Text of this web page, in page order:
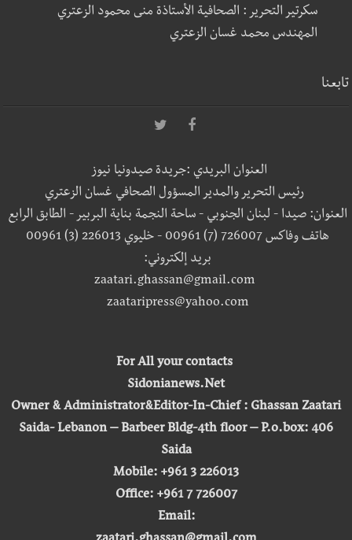
سكرتير التحرير : الصحافية الأستاذة منى محمود الزعتري
المهندس محمد غسان الزعتري
تابعنا
العنوان البريدي :جريدة صيدونيا نيوز
رئيس التحرير والمدير المسؤول الصحافي غسان الزعتري
العنوان: صيدا - لبنان الجنوبي - ساحة النجمة بناية البربير - الطابق الرابع
هاتف وفاكس 726007 (7) 00961 - خليوي 226013 (3) 00961
بريد إلكتروني:
zaatari.ghassan@gmail.com
zaataripress@yahoo.com
For All your contacts
Sidonianews.Net
Owner & Administrator&Editor-In-Chief : Ghassan Zaatari
Saida- Lebanon – Barbeer Bldg-4th floor – P.o.box: 406
Saida
Mobile: +961 3 226013
Office: +961 7 726007
Email: